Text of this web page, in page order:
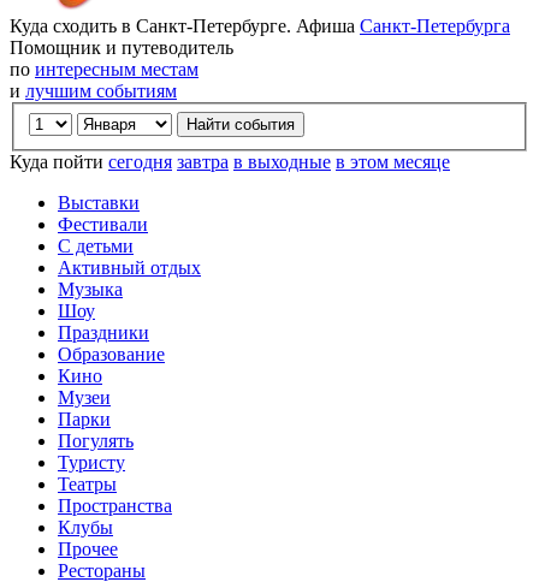
Куда сходить в Санкт-Петербурге. Афиша Санкт-Петербурга
Помощник и путеводитель
по интересным местам
и лучшим событиям
Куда пойти сегодня завтра в выходные в этом месяце
Выставки
Фестивали
С детьми
Активный отдых
Музыка
Шоу
Праздники
Образование
Кино
Музеи
Парки
Погулять
Туристу
Театры
Пространства
Клубы
Прочее
Рестораны